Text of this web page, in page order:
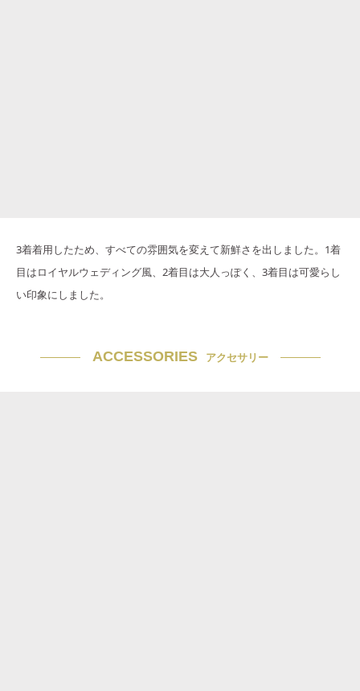
3着着用したため、すべての雰囲気を変えて新鮮さを出しました。1着
目はロイヤルウェディング風、2着目は大人っぽく、3着目は可愛らし
い印象にしました。
ACCESSORIES アクセサリー